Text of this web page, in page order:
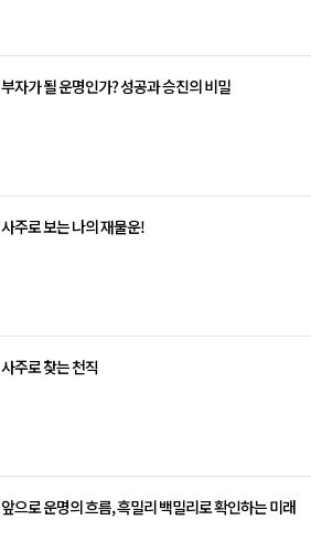
부자가 될 운명인가? 성공과 승진의 비밀
사주로 보는 나의 재물운!
사주로 찾는 천직
앞으로 운명의 흐름, 흑밀리 백밀리로 확인하는 미래